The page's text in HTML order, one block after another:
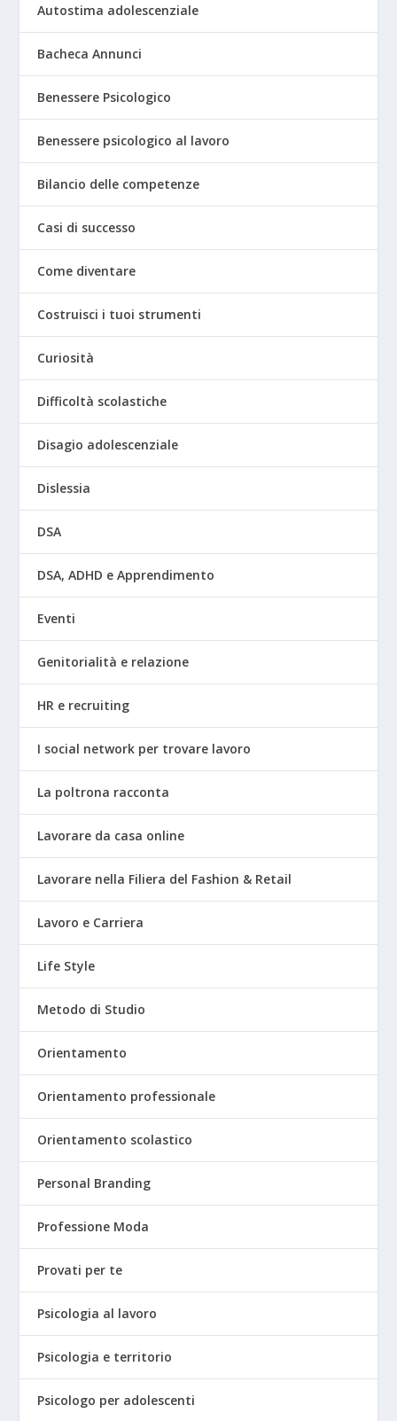
Autostima adolescenziale
Bacheca Annunci
Benessere Psicologico
Benessere psicologico al lavoro
Bilancio delle competenze
Casi di successo
Come diventare
Costruisci i tuoi strumenti
Curiosità
Difficoltà scolastiche
Disagio adolescenziale
Dislessia
DSA
DSA, ADHD e Apprendimento
Eventi
Genitorialità e relazione
HR e recruiting
I social network per trovare lavoro
La poltrona racconta
Lavorare da casa online
Lavorare nella Filiera del Fashion & Retail
Lavoro e Carriera
Life Style
Metodo di Studio
Orientamento
Orientamento professionale
Orientamento scolastico
Personal Branding
Professione Moda
Provati per te
Psicologia al lavoro
Psicologia e territorio
Psicologo per adolescenti